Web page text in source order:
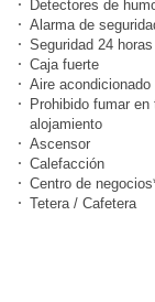
Detectores de
Alarma de
Seguridad 24 horas
Caja fuerte
Aire acondicionado
Prohibido fumar en
alojamiento
Ascensor
Calefacción
Centro de
Tetera / Cafetera